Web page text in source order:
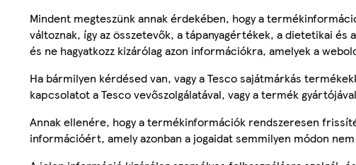
Mindent megteszünk annak érdekében, hogy a
változnak, így az összetevők, a tápanyagértékek, a dietetikai
és ne hagyatkozz kizárólag azon információkra, amelyek a
Ha bármilyen kérdésed van, vagy a Tesco sajátmárkás
kapcsolatot a Tesco vevőszolgálatával, vagy a termék
Annak ellenére, hogy a termékinformációk rendszeresen
információért, amely azonban a jogaidat semmilyen módon